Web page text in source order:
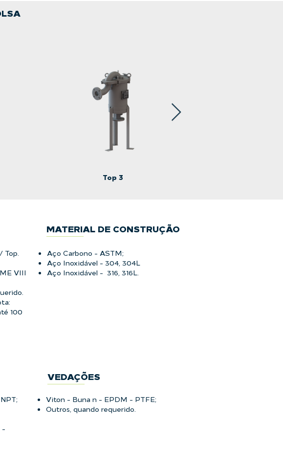
Top 3
Top.
VIII
100
MATERIAL DE CONSTRUÇÃO
Aço Carbono - ASTM;
Aço Inoxidável - 304, 304L
Aço Inoxidável - 316, 316L.
-
VEDAÇÕES
Viton - Buna n - EPDM - PTFE;
Outros, quando requerido.